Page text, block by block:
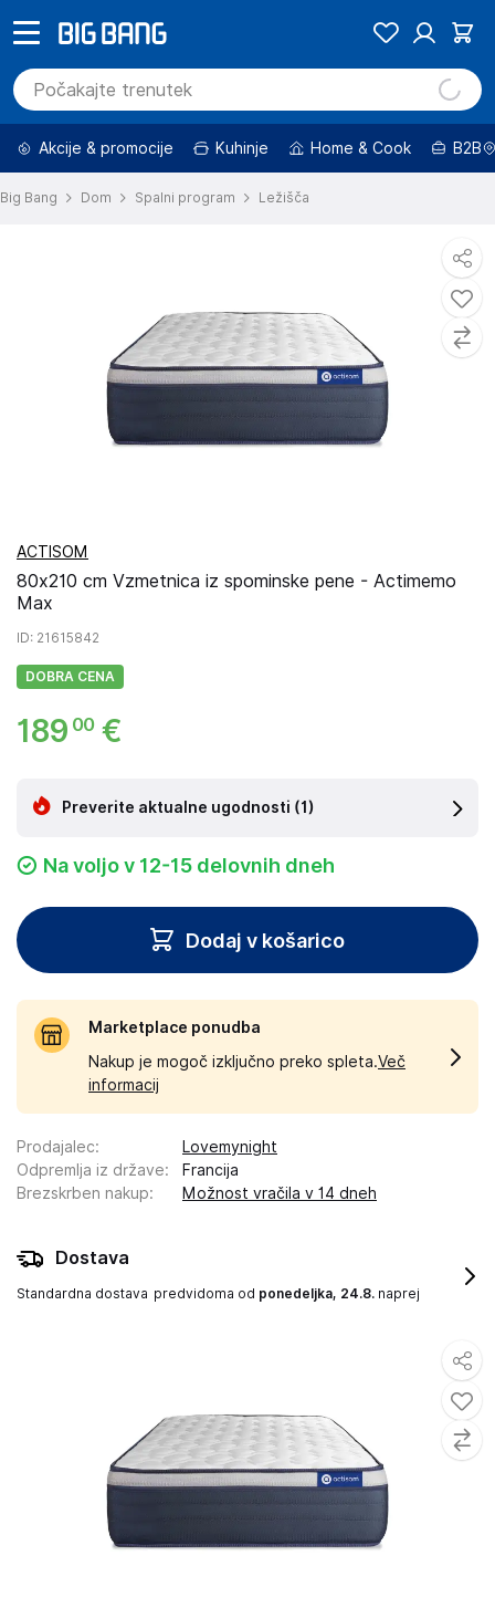
Akcije & promocije Kuhinje Home & Cook B2B
Big Bang Dom Spalni program Ležišča
ACTISOM
80x210 cm Vzmetnica iz spominske pene - Actimemo
Max
ID: 21615842
DOBRA CENA
189 00 €
Preverite aktualne ugodnosti (1)
Na voljo v 12-15 delovnih dneh
Dodaj v košarico
Marketplace ponudba
Nakup je mogoč izključno preko spleta.Več
informacij
Prodajalec:
Lovemynight
Odpremlja iz države:
Francija
Brezskrben nakup: Možnost vračila v 14 dneh
Dostava
Standardna dostava predvidoma od ponedeljka, 24.8. naprej